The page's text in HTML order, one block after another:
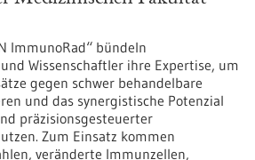
ImmunoRad“ bündeln
Wissenschaftler ihre Expertise, um
gegen schwer behandelbare
und das synergistische Potenzial
präzisionsgesteuerter
Zum Einsatz kommen
veränderte Immunzellen,